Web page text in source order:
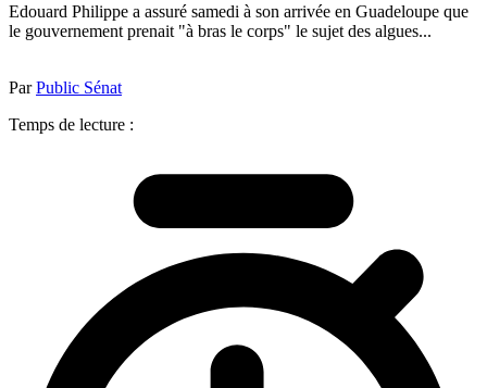
Edouard Philippe a assuré samedi à son arrivée en Guadeloupe que
le gouvernement prenait "à bras le corps" le sujet des algues...
ParPublic Sénat
Temps de lecture :